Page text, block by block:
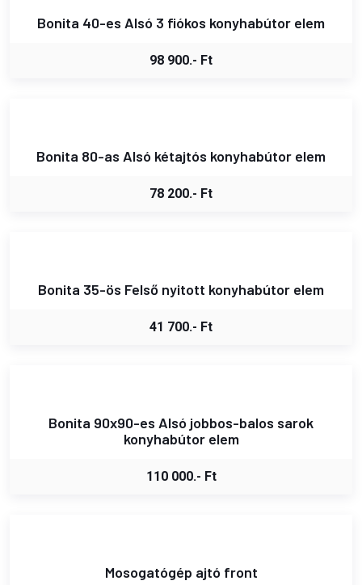
Bonita 40-es Alsó 3 fiókos konyhabútor elem
98 900.- Ft
Bonita 80-as Alsó kétajtós konyhabútor elem
78 200.- Ft
Bonita 35-ös Felső nyitott konyhabútor elem
41 700.- Ft
Bonita 90x90-es Alsó jobbos-balos sarok
konyhabútor elem
110 000.- Ft
Mosogatógép ajtó front